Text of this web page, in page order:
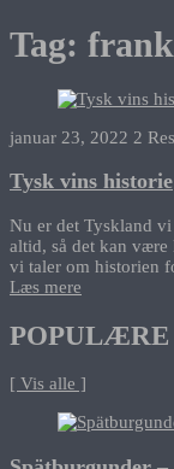
Tag:
januar 23, 2022 2
Tysk vins historie
Nu er det Tyskland
altid, så det kan
vi taler om historien
Læs mere
[ Vis alle ]